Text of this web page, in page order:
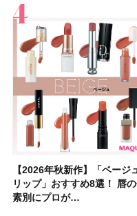
【2026年秋新作】「ベージ
リップ」おすすめ8選！ 唇
素別にプロが…
【2026夏】「シートマスク
パック」ランキングTOP5！
マキアビュー…
【2026年秋新作】「ベージ
リップ」おすすめ8選！ 唇
素別にプロが…
【ニベア】美容液リップクリ
ム＆ボディスクラブが新登
大人気の色付き…
【2026夏】「インナーケア
サプリ」ランキングTOP5！
美容マニア集…
【最新】髪のうねり・広がり
くせ毛におすすめのシャン
17選
【2026年8月の一粒万倍日】
すすめの開運コスメ＆美容
テム10選！
【ジョー マローン ロンドン
大人気フレグランス「ウッド
セージ ＆ シ…